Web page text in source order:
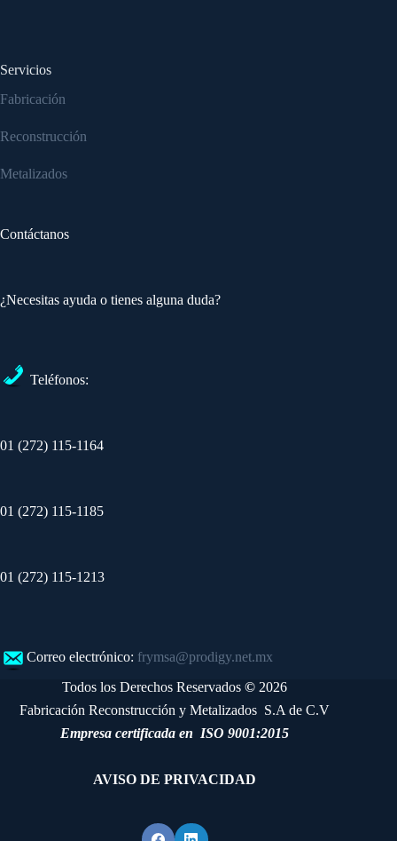
Servicios
Fabricación
Reconstrucción
Metalizados
Contáctanos
¿Necesitas ayuda o tienes alguna duda?
Teléfonos:
01 (272) 115-1164
01 (272) 115-1185
01 (272) 115-1213
Correo electrónico: frymsa@prodigy.net.mx
Todos los Derechos Reservados© 2026
Fabricación Reconstrucción y Metalizados S.A de C.V
Empresa certificada en ISO 9001:2015
AVISO DE PRIVACIDAD